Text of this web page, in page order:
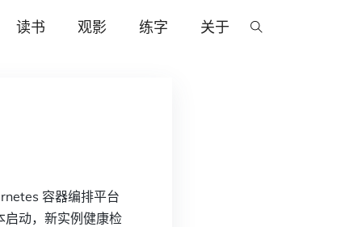
读书 观影 练字 关于
容器编排平台
启动，新实例健康检